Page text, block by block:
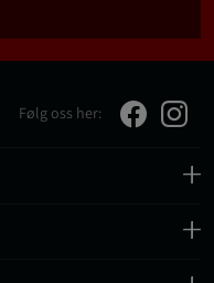
Følg oss her: